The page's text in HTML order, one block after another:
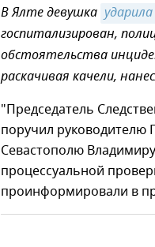
В Ялте девушка ударила
госпитализирован,
обстоятельства
раскачивая качели,
"Председатель
поручил руководителю
Севастополю
процессуальной
проинформировали в